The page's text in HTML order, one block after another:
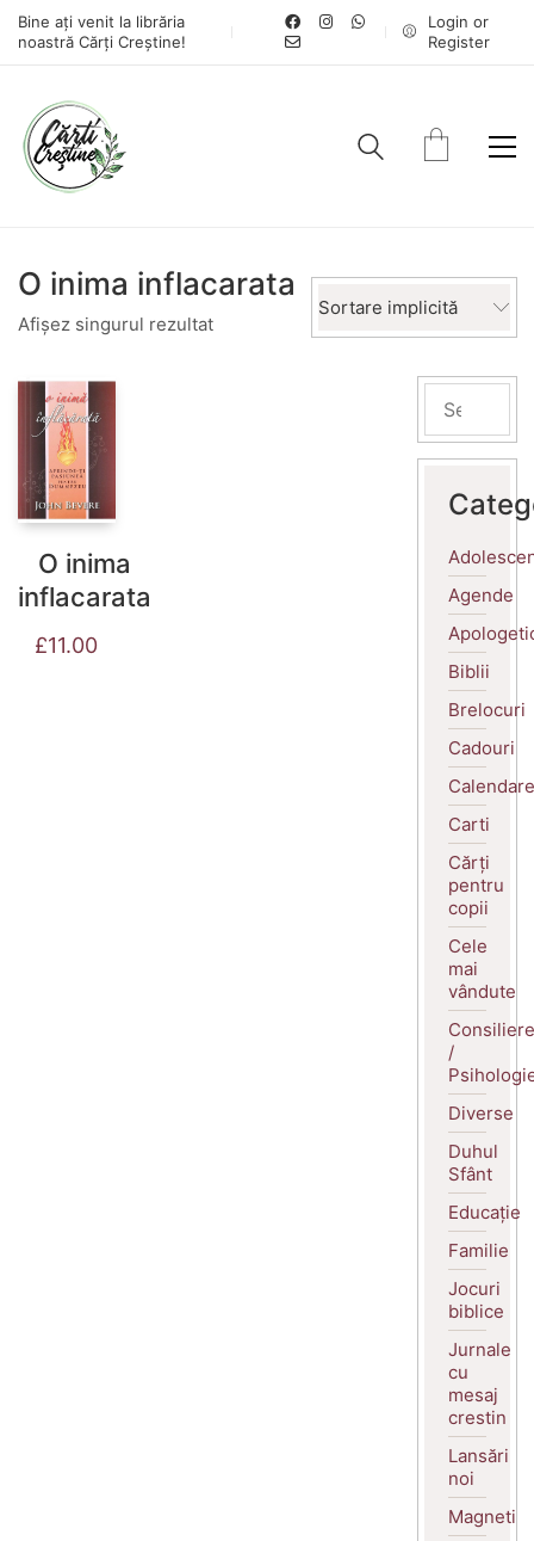
Bine ați venit la librăria
noastră Cărți Creștine!
Login or
Register
O inima inflacarata
Afișez singurul rezultat
Sortare implicită
O inima
inflacarata
£11.00
Agende
Biblii
Brelocuri
Cadouri
Calendare
Carti
Cărți
pentru
copii
Cele
mai
vândute
Consiliere
/
Diverse
Duhul
Sfânt
Educație
Familie
Jocuri
biblice
Jurnale
cu
mesaj
crestin
Lansări
noi
Magneti